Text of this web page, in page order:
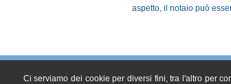
Ci serviamo dei cookie per diversi fini, tra l'altro per
aspetto, il notaio può
Sede di Guardiagrele -